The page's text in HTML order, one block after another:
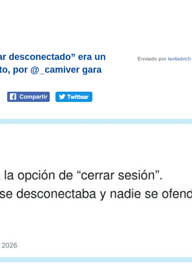
Enviado porlaviladrich
desconectado” era un
por @_camiver gara